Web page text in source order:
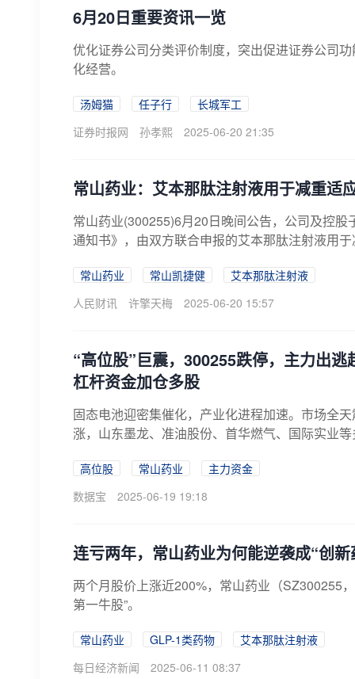
6月20日重要资讯一览
优化证券公司分类评价制度，突出促进证券公司
化经营。
汤姆猫 任子行
长城军工
证券时报网
孙孝熙 2025-06-20 21:35
常山药业：艾本那肽注射液用于减重适
常山药业(300255)6月20日晚间公告，公司及控
通知书》，由双方联合申报的艾本那肽注射液用
常山药业 常山凯捷健
艾本那肽注射液
人民财讯
许擎天梅 2025-06-20 15:57
“高位股”巨震，300255跌停，主力出
杠杆资金加仓多股
固态电池迎密集催化，产业化进程加速。市场全
涨，山东墨龙、准油股份、首华燃气、国际实业
高位股 常山药业
主力资金
数据宝
2025-06-19 19:18
连亏两年，常山药业为何能逆袭成“创
两个月股价上涨近200%，常山药业（SZ300255
第一牛股”。
常山药业 GLP-1类药物
艾本那肽注射液
每日经济新闻
2025-06-11 08:37